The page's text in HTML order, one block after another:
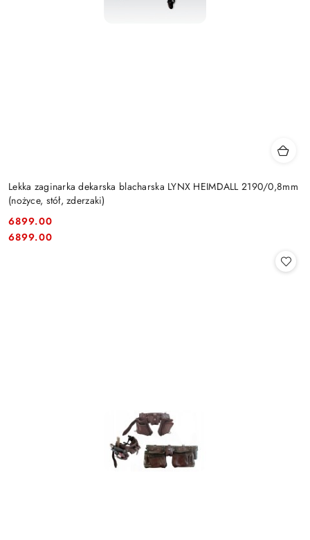
Lekka zaginarka dekarska blacharska LYNX HEIMDALL 2190/0,8mm
(nożyce, stół, zderzaki)
Cena:
6899.00
Cena:
6899.00